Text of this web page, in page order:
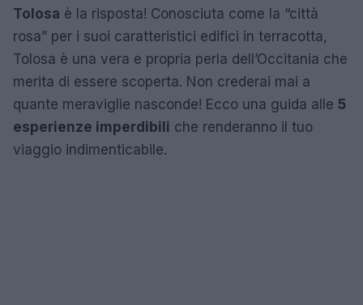
Tolosa è la risposta! Conosciuta come la “città
rosa” per i suoi caratteristici edifici in terracotta,
Tolosa è una vera e propria perla dell’Occitania che
merita di essere scoperta. Non crederai mai a
quante meraviglie nasconde! Ecco una guida alle 5
esperienze imperdibili che renderanno il tuo
viaggio indimenticabile.